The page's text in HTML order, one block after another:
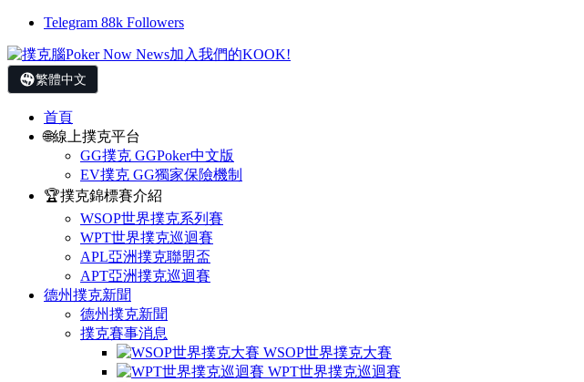
Telegram 88k Followers
繁體中文
首頁
🌐線上撲克平台
GG撲克 GGPoker中文版
EV撲克 GG獨家保險機制
🏆撲克錦標賽介紹
WSOP世界撲克系列賽
WPT世界撲克巡迴賽
APL亞洲撲克聯盟盃
APT亞洲撲克巡迴賽
德州撲克新聞
德州撲克新聞
撲克賽事消息
WSOP世界撲克大賽
WPT世界撲克巡迴賽